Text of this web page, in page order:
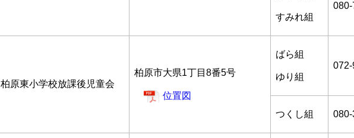
すみれ組
柏原東小学校放課後児童会
柏原市大県1丁目8番5号
位置図
ばら組
ゆり組
つくし組